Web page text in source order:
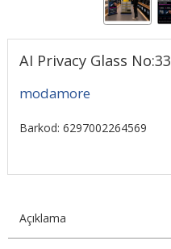
AI Privacy Glass No:33
modamore
Barkod: 6297002264569
Açıklama